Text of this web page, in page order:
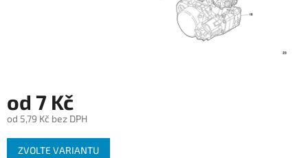
od 7 Kč
od 5,79 Kč bez DPH
Měrná
cena:
ZVOLTE VARIANTU